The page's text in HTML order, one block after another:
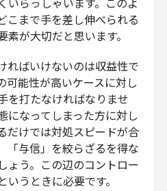
こまで手を差し伸べられる
が大切だと思います。
ればいけないのは収益性で
可能性が高いケースに対し
を打たなければなりませ
になってしまった方に対し
だけでは対処スピードが合
「与信」を絞らざるを得な
ょう。この辺のコントロー
うときに必要です。